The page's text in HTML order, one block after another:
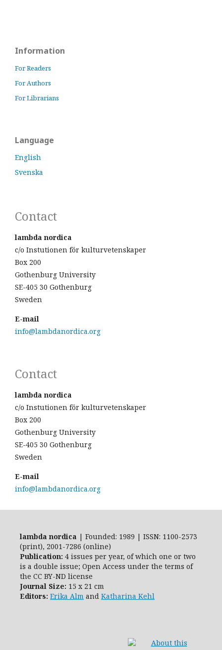
Information
For Readers
For Authors
For Librarians
Language
English
Svenska
Contact
lambda nordica
c/o Instutionen för kulturvetenskaper
Box 200
Gothenburg University
SE-405 30 Gothenburg
Sweden
E-mail
info@lambdanordica.org
Contact
lambda nordica
c/o Instutionen för kulturvetenskaper
Box 200
Gothenburg University
SE-405 30 Gothenburg
Sweden
E-mail
info@lambdanordica.org
lambda nordica | Founded: 1989 | ISSN: 1100-2573
(print), 2001-7286 (online)
Publication: 4 issues per year, of which one or two
is a double issue; Open Access under the terms of
the CC BY-ND license
Journal Size: 15 x 21 cm
Editors: Erika Alm and Katharina Kehl